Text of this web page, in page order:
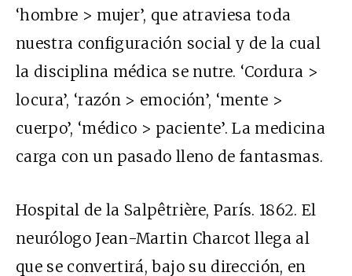
‘hombre > mujer’, que atraviesa toda
nuestra configuración social y de la cual
la disciplina médica se nutre. ‘Cordura >
locura’, ‘razón > emoción’, ‘mente >
cuerpo’, ‘médico > paciente’. La medicina
carga con un pasado lleno de fantasmas.
Hospital de la Salpêtrière, París. 1862. El
neurólogo Jean-Martin Charcot llega al
que se convertirá, bajo su dirección, en